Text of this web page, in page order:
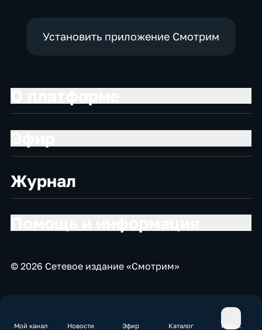
Мой канал Новости Эфир Каталог Поиск
Установить приложение Смотрим
Журнал
© 2026 Сетевое издание «Смотрим»